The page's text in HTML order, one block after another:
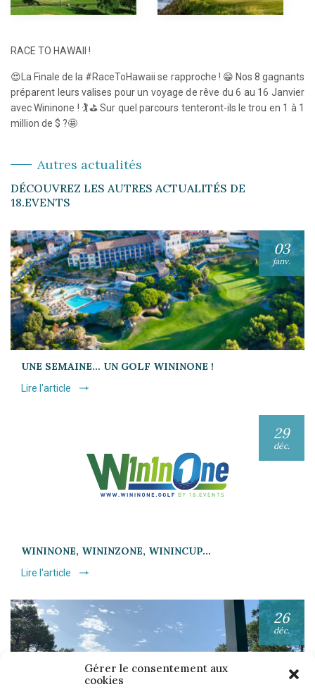
Gérer le consentement aux
cookies
RACE TO HAWAII !
😍La Finale de la #RaceToHawaii se rapproche ! 😁 Nos 8 gagnants
préparent leurs valises pour un voyage de rêve du 6 au 16 Janvier
avec Wininone ! 🏌⛳ Sur quel parcours tenteront-ils le trou en 1 à 1
million de $ ?🤩
Autres actualités
DÉCOUVREZ LES AUTRES ACTUALITÉS DE
18.EVENTS
03
janv.
UNE SEMAINE… UN GOLF WININONE !
Lire l'article
29
déc.
WININONE, WININZONE, WININCUP…
Lire l'article
26
déc.